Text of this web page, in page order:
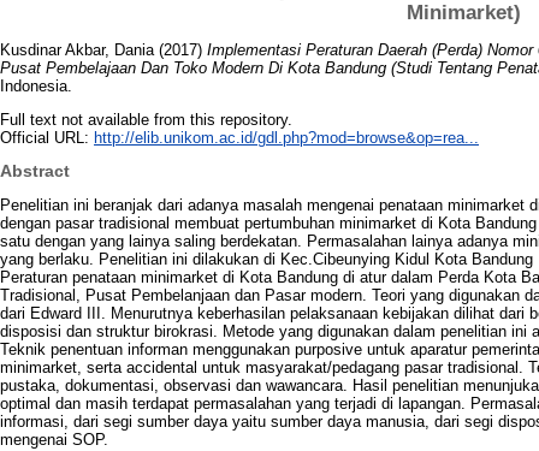
Minimarket)
Kusdinar Akbar, Dania (2017) Implementasi Peraturan Daerah (Perda)
Pusat Pembelajaan Dan Toko Modern Di Kota Bandung (Studi Tentang
Indonesia.
Full text not available from this repository.
Official URL: http://elib.unikom.ac.id/gdl.php?mod=browse&op=rea...
Abstract
Penelitian ini beranjak dari adanya masalah mengenai penataan minimarket
dengan pasar tradisional membuat pertumbuhan minimarket di Kota
satu dengan yang lainya saling berdekatan. Permasalahan lainya adanya
yang berlaku. Penelitian ini dilakukan di Kec.Cibeunying Kidul Kota
Peraturan penataan minimarket di Kota Bandung di atur dalam Perda Kota
Tradisional, Pusat Pembelanjaan dan Pasar modern. Teori yang digunakan
dari Edward III. Menurutnya keberhasilan pelaksanaan kebijakan dilihat dari
disposisi dan struktur birokrasi. Metode yang digunakan dalam penelitian ini
Teknik penentuan informan menggunakan purposive untuk aparatur
minimarket, serta accidental untuk masyarakat/pedagang pasar tradisional.
pustaka, dokumentasi, observasi dan wawancara. Hasil penelitian
optimal dan masih terdapat permasalahan yang terjadi di lapangan.
informasi, dari segi sumber daya yaitu sumber daya manusia, dari segi
mengenai SOP.